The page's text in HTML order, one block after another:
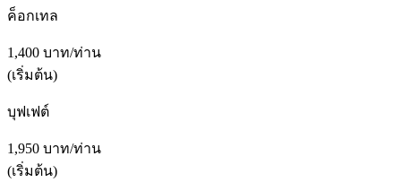
ค็อกเทล
1,400 บาท/ท่าน
(เริ่มต้น)
บุฟเฟต์
1,950 บาท/ท่าน
(เริ่มต้น)